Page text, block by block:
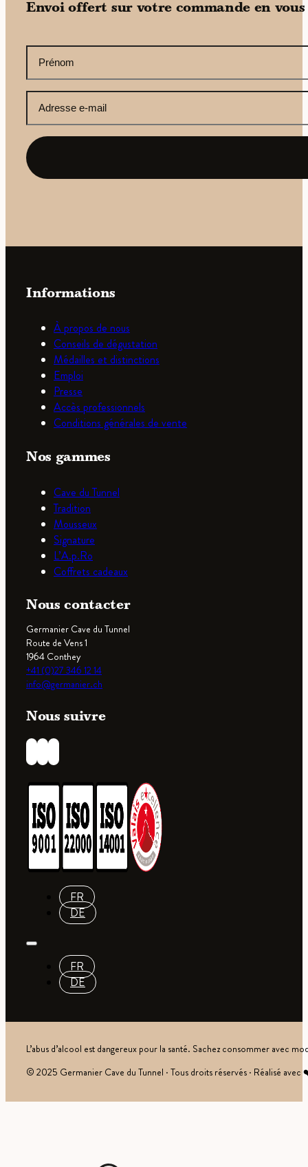
Envoi offert sur votre commande en
CAPTCHA
prénom
adresse
e-
mail
(Nécessaire)
Informations
À propos de nous
Conseils de dégustation
Médailles et distinctions
Emploi
Presse
Accès professionnels
Conditions générales de vente
Nos gammes
Cave du Tunnel
Tradition
Mousseux
Signature
L’A.p.Ro
Coffrets cadeaux
Nous contacter
Germanier Cave du Tunnel
Route de Vens 1
1964 Conthey
+41 (0)27 346 12 14
info@germanier.ch
Nous suivre
FR
DE
FR
DE
L’abus d’alcool est dangereux pour la santé. Sachez consommer avec
© 2025 Germanier Cave du Tunnel · Tous droits réservés · Réalisé